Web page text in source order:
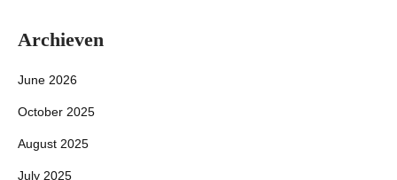
Archieven
June 2026
October 2025
August 2025
July 2025